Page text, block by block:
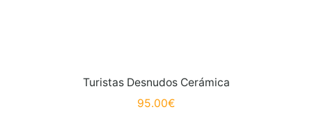
Turistas Desnudos Cerámica
95.00€